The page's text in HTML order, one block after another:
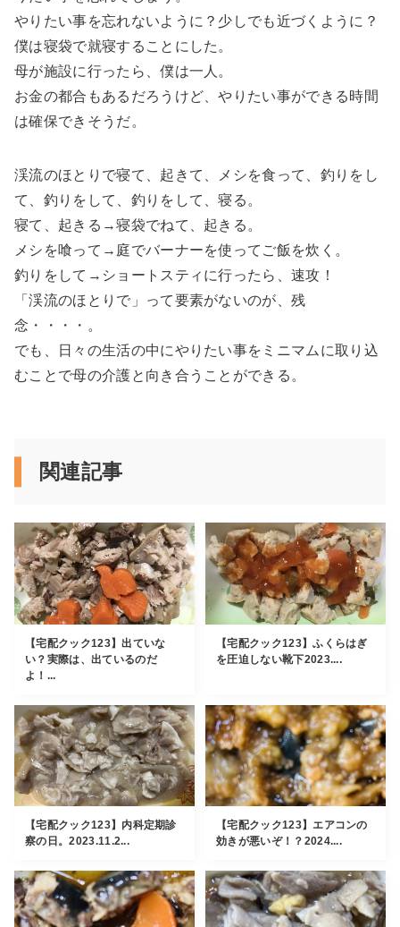
やりたい事を忘れないように？少しでも近づくように？
僕は寝袋で就寝することにした。
母が施設に行ったら、僕は一人。
お金の都合もあるだろうけど、やりたい事ができる時間
は確保できそうだ。
渓流のほとりで寝て、起きて、メシを食って、釣りをし
て、釣りをして、釣りをして、寝る。
寝て、起きる→寝袋でねて、起きる。
メシを喰って→庭でバーナーを使ってご飯を炊く。
釣りをして→ショートスティに行ったら、速攻！
「渓流のほとりで」って要素がないのが、残
念・・・・。
でも、日々の生活の中にやりたい事をミニマムに取り込
むことで母の介護と向き合うことができる。
関連記事
【宅配クック123】出ていな
い？実際は、出ているのだ
よ！...
【宅配クック123】ふくらはぎ
を圧迫しない靴下2023....
【宅配クック123】内科定期診
察の日。2023.11.2...
【宅配クック123】エアコンの
効きが悪いぞ！？2024....